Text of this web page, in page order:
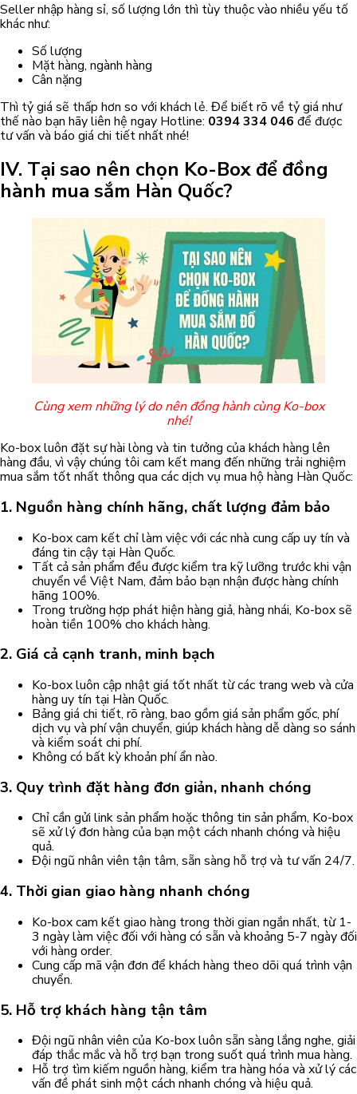
Seller nhập hàng sỉ, số lượng lớn thì tùy thuộc vào nhiều yếu tố
khác như:
Số lượng
Mặt hàng, ngành hàng
Cân nặng
Thì tỷ giá sẽ thấp hơn so với khách lẻ. Để biết rõ về tỷ giá như
thế nào bạn hãy liên hệ ngay Hotline: 0394 334 046 để được
tư vấn và báo giá chi tiết nhất nhé!
IV. Tại sao nên chọn Ko-Box để đồng
hành mua sắm Hàn Quốc?
Cùng xem những lý do nên đồng hành cùng Ko-box
nhé!
Ko-box luôn đặt sự hài lòng và tin tưởng của khách hàng lên
hàng đầu, vì vậy chúng tôi cam kết mang đến những trải nghiệm
mua sắm tốt nhất thông qua các dịch vụ mua hộ hàng Hàn Quốc:
1. Nguồn hàng chính hãng, chất lượng đảm bảo
Ko-box cam kết chỉ làm việc với các nhà cung cấp uy tín và
đáng tin cậy tại Hàn Quốc.
Tất cả sản phẩm đều được kiểm tra kỹ lưỡng trước khi vận
chuyển về Việt Nam, đảm bảo bạn nhận được hàng chính
hãng 100%.
Trong trường hợp phát hiện hàng giả, hàng nhái, Ko-box sẽ
hoàn tiền 100% cho khách hàng.
2. Giá cả cạnh tranh, minh bạch
Ko-box luôn cập nhật giá tốt nhất từ các trang web và cửa
hàng uy tín tại Hàn Quốc.
Bảng giá chi tiết, rõ ràng, bao gồm giá sản phẩm gốc, phí
dịch vụ và phí vận chuyển, giúp khách hàng dễ dàng so sánh
và kiểm soát chi phí.
Không có bất kỳ khoản phí ẩn nào.
3. Quy trình đặt hàng đơn giản, nhanh chóng
Chỉ cần gửi link sản phẩm hoặc thông tin sản phẩm, Ko-box
sẽ xử lý đơn hàng của bạn một cách nhanh chóng và hiệu
quả.
Đội ngũ nhân viên tận tâm, sẵn sàng hỗ trợ và tư vấn 24/7.
4. Thời gian giao hàng nhanh chóng
Ko-box cam kết giao hàng trong thời gian ngắn nhất, từ 1-
3 ngày làm việc đối với hàng có sẵn và khoảng 5-7 ngày đối
với hàng order.
Cung cấp mã vận đơn để khách hàng theo dõi quá trình vận
chuyển.
5. Hỗ trợ khách hàng tận tâm
Đội ngũ nhân viên của Ko-box luôn sẵn sàng lắng nghe, giải
đáp thắc mắc và hỗ trợ bạn trong suốt quá trình mua hàng.
Hỗ trợ tìm kiếm nguồn hàng, kiểm tra hàng hóa và xử lý các
vấn đề phát sinh một cách nhanh chóng và hiệu quả.